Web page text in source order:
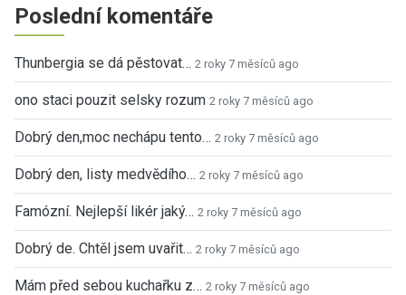
Poslední komentáře
Thunbergia se dá pěstovat… 2 roky 7 měsíců ago
ono staci pouzit selsky rozum 2 roky 7 měsíců ago
Dobrý den,moc nechápu tento… 2 roky 7 měsíců ago
Dobrý den, listy medvědího… 2 roky 7 měsíců ago
Famózní. Nejlepší likér jaký… 2 roky 7 měsíců ago
Dobrý de. Chtěl jsem uvařit… 2 roky 7 měsíců ago
Mám před sebou kuchařku z… 2 roky 7 měsíců ago